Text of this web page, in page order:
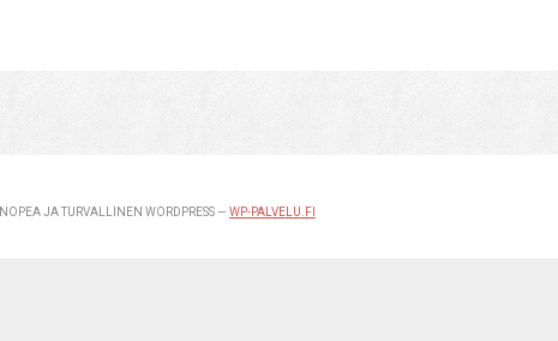
NOPEA JA TURVALLINEN WORDPRESS — WP-PALVELU.FI